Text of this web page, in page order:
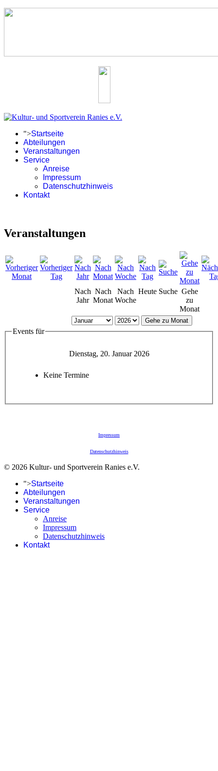
">Startseite
Abteilungen
Veranstaltungen
Service
Anreise
Impressum
Datenschutzhinweis
Kontakt
Veranstaltungen
Nach
Jahr
Nach
Monat
Nach
Woche
Heute Suche Gehe
zu
Monat
Gehe zu Monat
Events für
Dienstag, 20. Januar 2026
Keine Termine
Impressum
Datenschutzhinweis
© 2026 Kultur- und Sportverein Ranies e.V.
">Startseite
Abteilungen
Veranstaltungen
Service
Anreise
Impressum
Datenschutzhinweis
Kontakt